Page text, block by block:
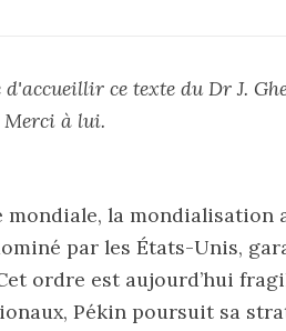
ce texte du Dr J.
Merci à lui.
mondiale, la
par les États-Unis,
ordre est aujourd’hui
Pékin poursuit sa